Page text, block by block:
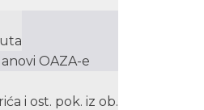
OAZA-e
i ost. pok. iz ob.